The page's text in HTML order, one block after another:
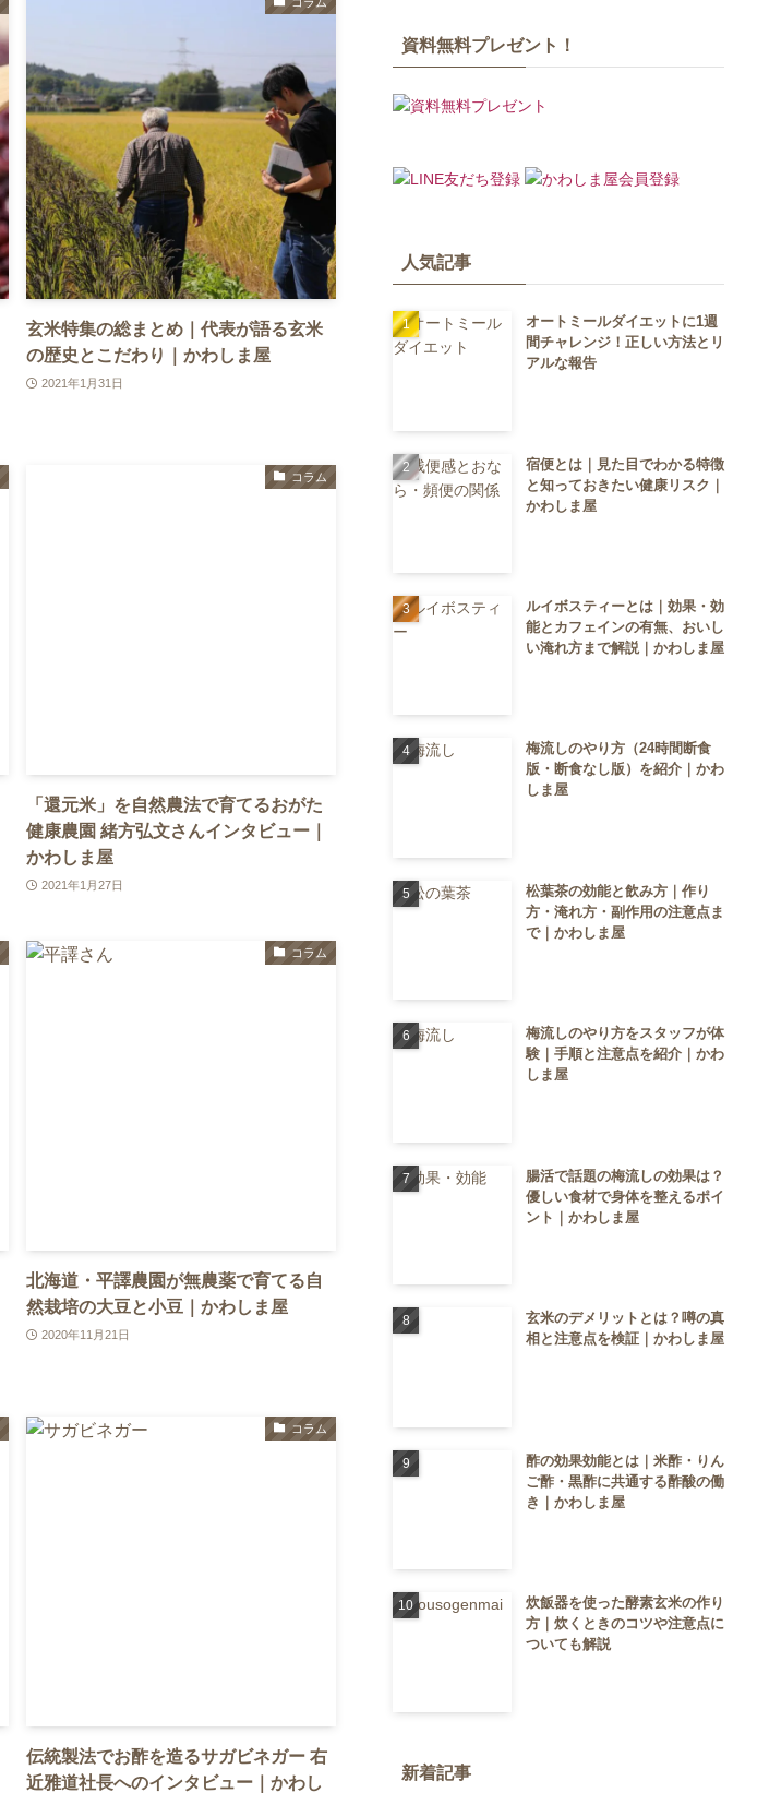
玄米特集の総まとめ｜代表が語る玄米
の歴史とこだわり｜かわしま屋
2021年1月31日
コラム
「還元米」を自然農法で育てるおがた
健康農園 緒方弘文さんインタビュー｜
かわしま屋
2021年1月27日
コラム
北海道・平譯農園が無農薬で育てる自
然栽培の大豆と小豆｜かわしま屋
2020年11月21日
コラム
伝統製法でお酢を造るサガビネガー 右
近雅道社長へのインタビュー｜かわし
資料無料プレゼント！
人気記事
オートミールダイエットに1週
間チャレンジ！正しい方法とリ
アルな報告
宿便とは｜見た目でわかる特徴
と知っておきたい健康リスク｜
かわしま屋
ルイボスティーとは｜効果・効
能とカフェインの有無、おいし
い淹れ方まで解説｜かわしま屋
梅流しのやり方（24時間断食
版・断食なし版）を紹介｜かわ
しま屋
松葉茶の効能と飲み方｜作り
方・淹れ方・副作用の注意点ま
で｜かわしま屋
梅流しのやり方をスタッフが体
験｜手順と注意点を紹介｜かわ
しま屋
腸活で話題の梅流しの効果は？
優しい食材で身体を整えるポイ
ント｜かわしま屋
玄米のデメリットとは？噂の真
相と注意点を検証｜かわしま屋
酢の効果効能とは｜米酢・りん
ご酢・黒酢に共通する酢酸の働
き｜かわしま屋
炊飯器を使った酵素玄米の作り
方｜炊くときのコツや注意点に
ついても解説
新着記事